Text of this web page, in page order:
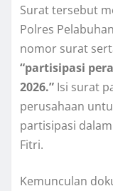
Surat tersebut
Polres
nomor surat
“partisipasi
2026.” Isi surat
perusahaan
partisipasi
Fitri.
Kemunculan